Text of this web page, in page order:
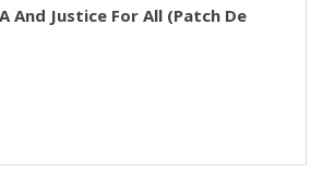
And Justice For All (patch De